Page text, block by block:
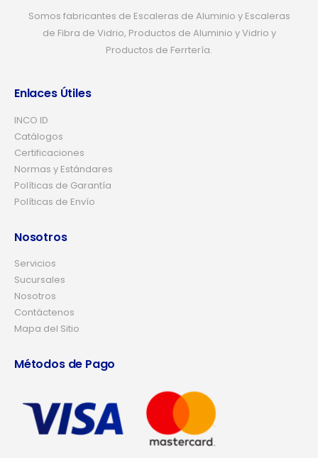
Somos fabricantes de Escaleras de Aluminio y Escaleras
de Fibra de Vidrio, Productos de Aluminio y Vidrio y
Productos de Ferrtería.
Enlaces Útiles
INCO ID
Catálogos
Certificaciones
Normas y Estándares
Políticas de Garantía
Políticas de Envío
Nosotros
Servicios
Sucursales
Nosotros
Contáctenos
Mapa del Sitio
Métodos de Pago